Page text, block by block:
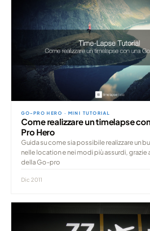
GO-PRO HERO · MINI TUTORIAL
Come realizzare un timelapse
Pro Hero
Guida su come sia possibile realizzare un
nelle location e nei modi più assurdi, grazie
della Go-pro
Dic 2011